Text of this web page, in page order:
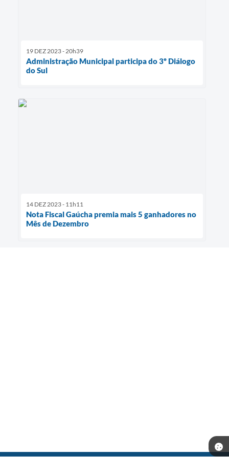
19 DEZ 2023 - 20h39
Administração Municipal participa do 3º Diálogo
do Sul
14 DEZ 2023 - 11h11
Nota Fiscal Gaúcha premia mais 5 ganhadores no
Mês de Dezembro